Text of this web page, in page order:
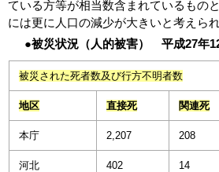
ている方等が相当数含まれているもの
には更に人口の減少が大きいと考えられ
●被災状況（人的被害） 平成27年
被災された死者数及び行方不明者数
地区 直接死 関連死
本庁 2,207 208
河北 402 14